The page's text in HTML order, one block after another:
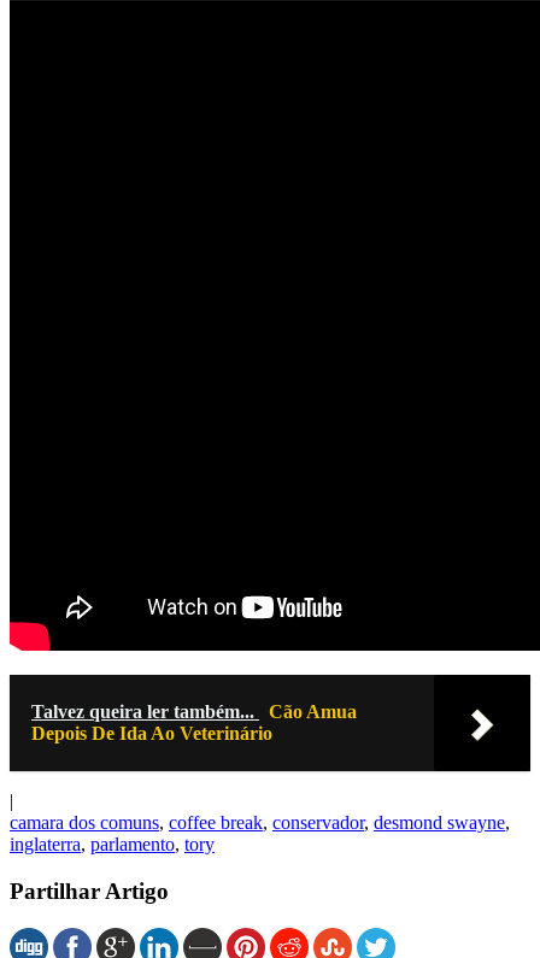
Talvez queira ler também...
Cão Amua
Depois De Ida Ao Veterinário
|
camara dos comuns, coffee break, conservador, desmond swayne,
inglaterra, parlamento, tory
Partilhar Artigo